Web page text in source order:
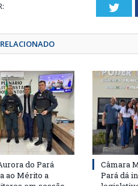
do Pará
ao Mérito a
Câmara
Pará dá